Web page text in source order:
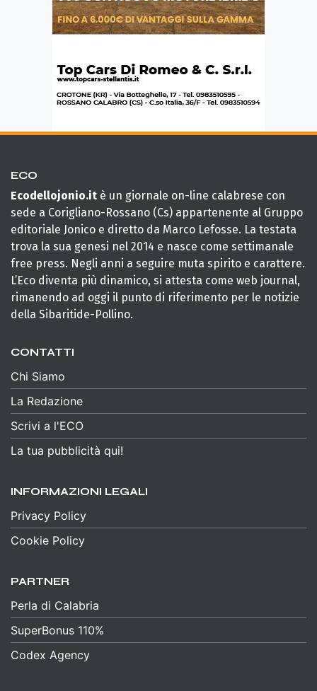
ECO
Ecodellojonio.it è un giornale on-line calabrese con
sede a Corigliano-Rossano (Cs) appartenente al Gruppo
editoriale Jonico e diretto da Marco Lefosse. La testata
trova la sua genesi nel 2014 e nasce come settimanale
free press. Negli anni a seguire muta spirito e carattere.
L’Eco diventa più dinamico, si attesta come web journal,
rimanendo ad oggi il punto di riferimento per le notizie
della Sibaritide-Pollino.
CONTATTI
Chi Siamo
La Redazione
Scrivi a l'ECO
La tua pubblicità qui!
INFORMAZIONI LEGALI
Privacy Policy
Cookie Policy
PARTNER
Perla di Calabria
SuperBonus 110%
Codex Agency